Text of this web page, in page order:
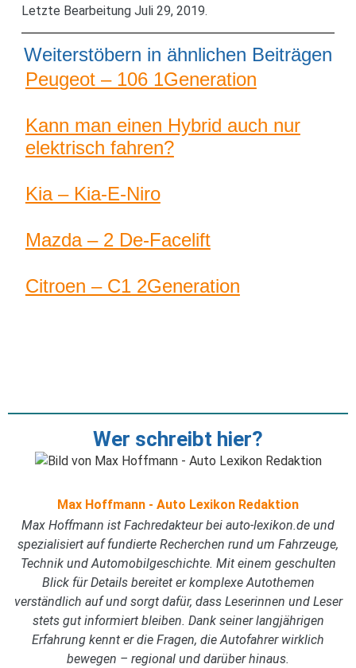
Letzte Bearbeitung Juli 29, 2019.
Weiterstöbern in ähnlichen Beiträgen
Peugeot – 106 1Generation
Kann man einen Hybrid auch nur
elektrisch fahren?
Kia – Kia-E-Niro
Mazda – 2 De-Facelift
Citroen – C1 2Generation
Wer schreibt hier?
Max Hoffmann - Auto Lexikon Redaktion
Max Hoffmann ist Fachredakteur bei auto-lexikon.de und
spezialisiert auf fundierte Recherchen rund um Fahrzeuge,
Technik und Automobilgeschichte. Mit einem geschulten
Blick für Details bereitet er komplexe Autothemen
verständlich auf und sorgt dafür, dass Leserinnen und Leser
stets gut informiert bleiben. Dank seiner langjährigen
Erfahrung kennt er die Fragen, die Autofahrer wirklich
bewegen – regional und darüber hinaus.